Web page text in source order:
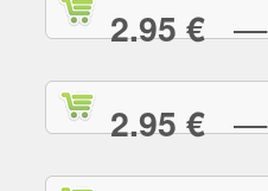
2.95 €—
2.95 €—